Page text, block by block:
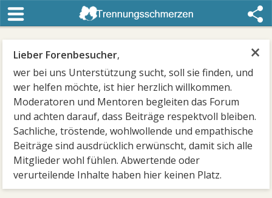
×
Lieber Forenbesucher,
wer bei uns Unterstützung sucht, soll sie finden, und
wer helfen möchte, ist hier herzlich willkommen.
Moderatoren und Mentoren begleiten das Forum
und achten darauf, dass Beiträge respektvoll bleiben.
Sachliche, tröstende, wohlwollende und empathische
Beiträge sind ausdrücklich erwünscht, damit sich alle
Mitglieder wohl fühlen. Abwertende oder
verurteilende Inhalte haben hier keinen Platz.